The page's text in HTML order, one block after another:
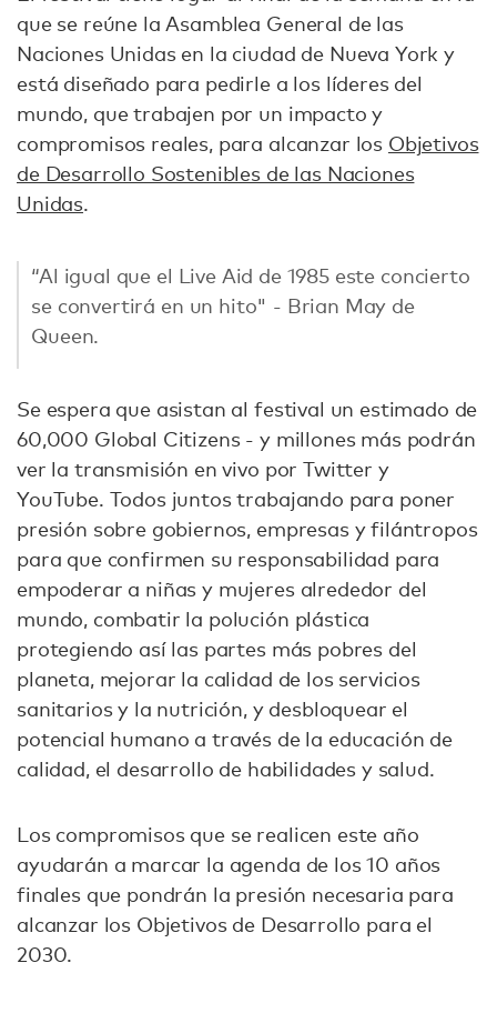
que se reúne la Asamblea General de las
Naciones Unidas en la ciudad de Nueva York y
está diseñado para pedirle a los líderes del
mundo, que trabajen por un impacto y
compromisos reales, para alcanzar los Objetivos
de Desarrollo Sostenibles de las Naciones
Unidas.
“Al igual que el Live Aid de 1985 este concierto
se convertirá en un hito" - Brian May de
Queen.
Se espera que asistan al festival un estimado de
60,000 Global Citizens - y millones más podrán
ver la transmisión en vivo por Twitter y
YouTube. Todos juntos trabajando para poner
presión sobre gobiernos, empresas y filántropos
para que confirmen su responsabilidad para
empoderar a niñas y mujeres alrededor del
mundo, combatir la polución plástica
protegiendo así las partes más pobres del
planeta, mejorar la calidad de los servicios
sanitarios y la nutrición, y desbloquear el
potencial humano a través de la educación de
calidad, el desarrollo de habilidades y salud.
Los compromisos que se realicen este año
ayudarán a marcar la agenda de los 10 años
finales que pondrán la presión necesaria para
alcanzar los Objetivos de Desarrollo para el
2030.